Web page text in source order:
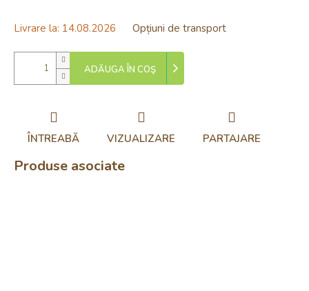
preţ:
Livrare la: 14.08.2026 Opțiuni de transport
ADĂUGA ÎN COŞ
ÎNTREABĂ VIZUALIZARE PARTAJARE
Produse asociate